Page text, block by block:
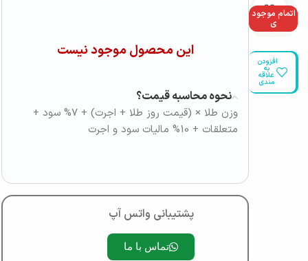
اتمام موجود
ی
بزرگنمایی تصویر
افزودن
به
علاقه
مندی
این محصول موجود نیست
نحوه محاسبه قیمت؟
وزن طلا × (قیمت روز طلا + اجرت) + 7% سود +
متعلقات + 10% مالیات سود و اجرت
پشتیبانی واتس آپ
تماس با ما